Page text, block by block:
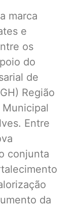
marca
e
os
do
de
Região
Entre
conjunta
da